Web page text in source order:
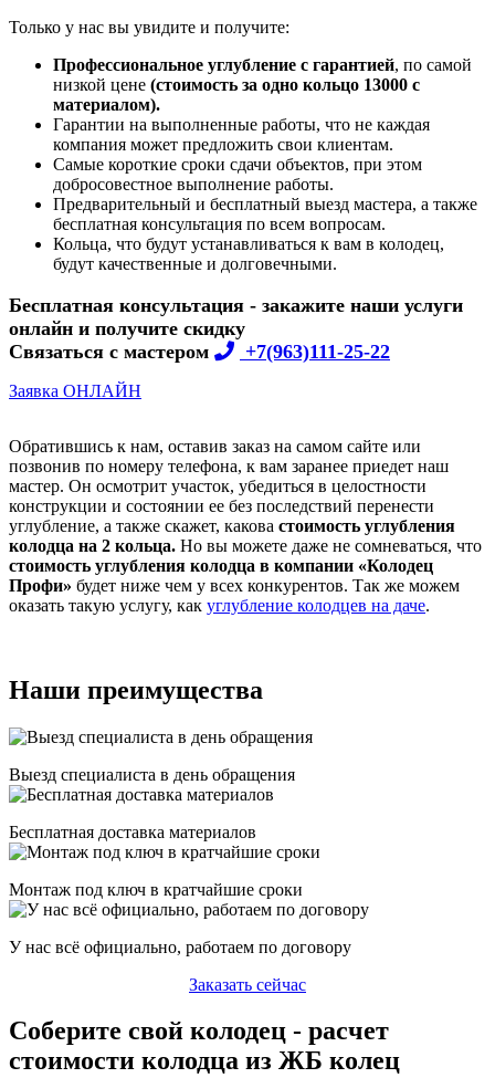
Только у нас вы увидите и получите:
Профессиональное углубление с гарантией, по самой
низкой цене (стоимость за одно кольцо 13000 с
материалом).
Гарантии на выполненные работы, что не каждая
компания может предложить свои клиентам.
Самые короткие сроки сдачи объектов, при этом
добросовестное выполнение работы.
Предварительный и бесплатный выезд мастера, а также
бесплатная консультация по всем вопросам.
Кольца, что будут устанавливаться к вам в колодец,
будут качественные и долговечными.
Бесплатная консультация - закажите наши услуги
онлайн и получите скидку
Связаться с мастером
+7(963)111-25-22
Заявка ОНЛАЙН
Обратившись к нам, оставив заказ на самом сайте или
позвонив по номеру телефона, к вам заранее приедет наш
мастер. Он осмотрит участок, убедиться в целостности
конструкции и состоянии ее без последствий перенести
углубление, а также скажет, какова стоимость углубления
колодца на 2 кольца. Но вы можете даже не сомневаться, что
стоимость углубления колодца в компании «Колодец
Профи» будет ниже чем у всех конкурентов. Так же можем
оказать такую услугу, как углубление колодцев на даче.
Наши преимущества
Выезд специалиста в день обращения
Бесплатная доставка материалов
Монтаж под ключ в кратчайшие сроки
У нас всё официально, работаем по договору
Заказать сейчас
Соберите свой колодец - расчет
стоимости колодца из ЖБ колец